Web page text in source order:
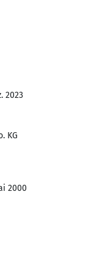
2023
KG
2000